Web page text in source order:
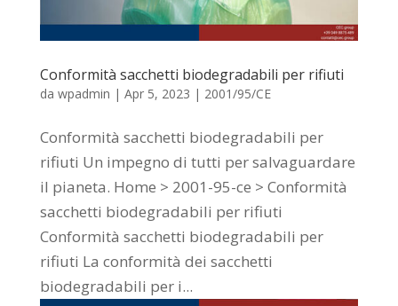
Conformità sacchetti biodegradabili per rifiuti
da wpadmin | Apr 5, 2023 | 2001/95/CE
Conformità sacchetti biodegradabili per
rifiuti Un impegno di tutti per salvaguardare
il pianeta. Home > 2001-95-ce > Conformità
sacchetti biodegradabili per rifiuti
Conformità sacchetti biodegradabili per
rifiuti La conformità dei sacchetti
biodegradabili per i...